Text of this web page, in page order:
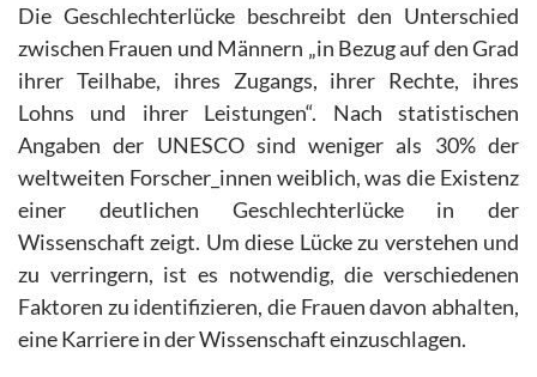
Die Geschlechterlücke beschreibt den Unterschied
zwischen Frauen und Männern „in Bezug auf den Grad
ihrer Teilhabe, ihres Zugangs, ihrer Rechte, ihres
Lohns und ihrer Leistungen“. Nach statistischen
Angaben der UNESCO sind weniger als 30% der
weltweiten Forscher_innen weiblich, was die Existenz
einer deutlichen Geschlechterlücke in der
Wissenschaft zeigt. Um diese Lücke zu verstehen und
zu verringern, ist es notwendig, die verschiedenen
Faktoren zu identifizieren, die Frauen davon abhalten,
eine Karriere in der Wissenschaft einzuschlagen.